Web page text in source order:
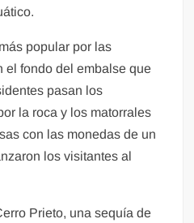
popular por las
el fondo del embalse que
pasan los
la roca y los matorrales
con las monedas de un
los visitantes al
Prieto, una sequía de